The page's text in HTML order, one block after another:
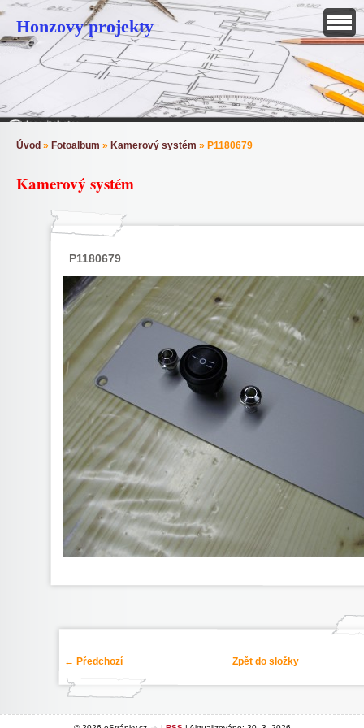
Honzovy projekty
Úvod » Fotoalbum » Kamerový systém » P1180679
Kamerový systém
P1180679
← Předchozí Zpět do složky